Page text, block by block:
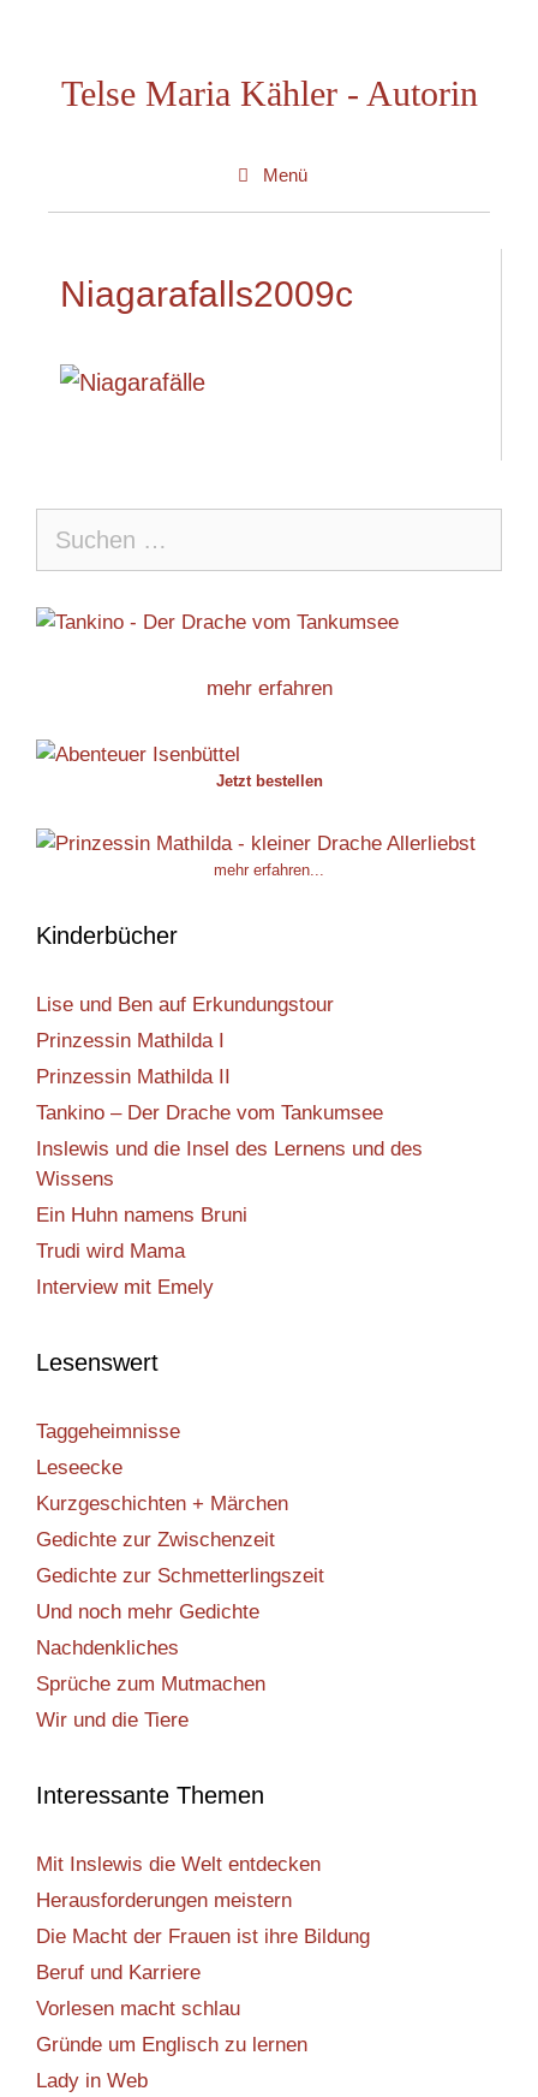
springenTelse Maria Kähler - Autorin
Menü
Niagarafalls2009c
nach:
mehr erfahren
Jetzt bestellen
mehr erfahren...
Kinderbücher
Lise und Ben auf Erkundungstour
Prinzessin Mathilda I
Prinzessin Mathilda II
Tankino – Der Drache vom Tankumsee
Inslewis und die Insel des Lernens und des
Wissens
Ein Huhn namens Bruni
Trudi wird Mama
Interview mit Emely
Lesenswert
Taggeheimnisse
Leseecke
Kurzgeschichten + Märchen
Gedichte zur Zwischenzeit
Gedichte zur Schmetterlingszeit
Und noch mehr Gedichte
Nachdenkliches
Sprüche zum Mutmachen
Wir und die Tiere
Interessante Themen
Mit Inslewis die Welt entdecken
Herausforderungen meistern
Die Macht der Frauen ist ihre Bildung
Beruf und Karriere
Vorlesen macht schlau
Gründe um Englisch zu lernen
Lady in Web